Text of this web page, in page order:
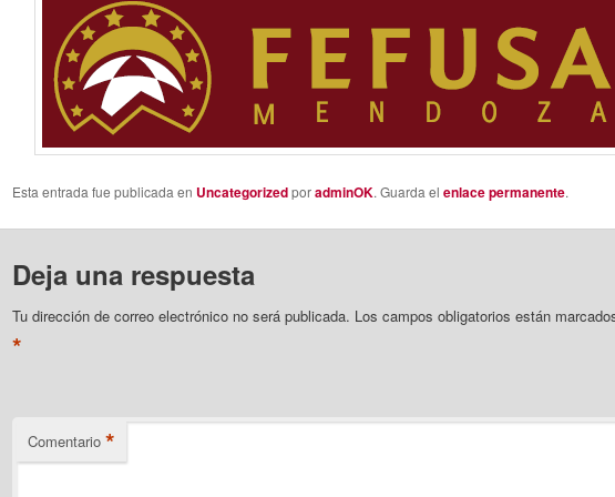
Esta entrada fue publicada en UncategorizedporadminOK. Guarda el enlace permanente.
Deja una respuesta
Tu dirección de correo electrónico no será publicada. Los campos obligatorios están
*
Comentario *